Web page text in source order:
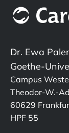
Dr. Ewa
Goethe-
Campus
Theodor-W.-
60629
HPF 55